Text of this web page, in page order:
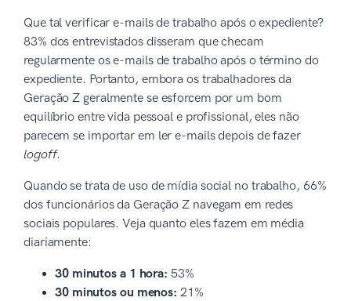
Que tal verificar e-mails de trabalho após o expediente?
83% dos entrevistados disseram que checam
regularmente os e-mails de trabalho após o término do
expediente. Portanto, embora os trabalhadores da
Geração Z geralmente se esforcem por um bom
equilíbrio entre vida pessoal e profissional, eles não
parecem se importar em ler e-mails depois de fazer
logoff.
Quando se trata de uso de mídia social no trabalho, 66%
dos funcionários da Geração Z navegam em redes
sociais populares. Veja quanto eles fazem em média
diariamente:
30 minutos a 1 hora: 53%
30 minutos ou menos: 21%